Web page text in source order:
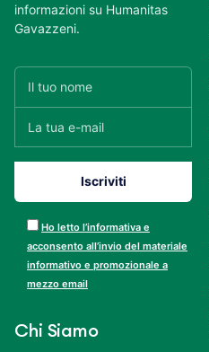
informazioni su Humanitas
Gavazzeni.
Ho letto l’informativa e
acconsento all’invio del materiale
informativo e promozionale a
mezzo email
Chi Siamo